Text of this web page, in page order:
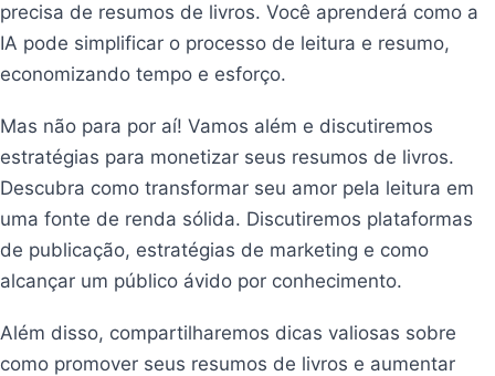
precisa de resumos de livros. Você aprenderá como a
IA pode simplificar o processo de leitura e resumo,
economizando tempo e esforço.
Mas não para por aí! Vamos além e discutiremos
estratégias para monetizar seus resumos de livros.
Descubra como transformar seu amor pela leitura em
uma fonte de renda sólida. Discutiremos plataformas
de publicação, estratégias de marketing e como
alcançar um público ávido por conhecimento.
Além disso, compartilharemos dicas valiosas sobre
como promover seus resumos de livros e aumentar